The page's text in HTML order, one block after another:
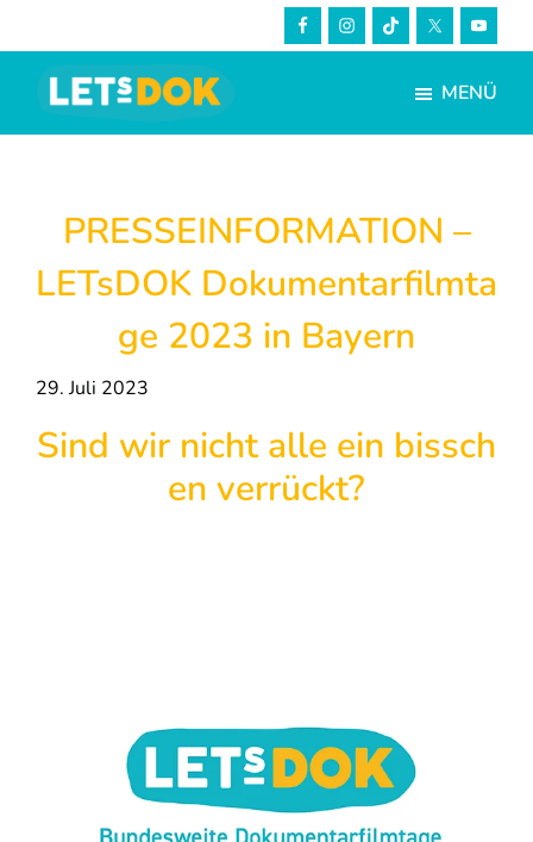
to
content
Fußzeile
springen
LETsDOK
Bundesweite
MENÜ
PRESSEINFORMATION –
LETsDOK Dokumentarfilmta
ge 2023 in Bayern
29. Juli 2023
Sind wir nicht alle ein bissch
en verrückt?